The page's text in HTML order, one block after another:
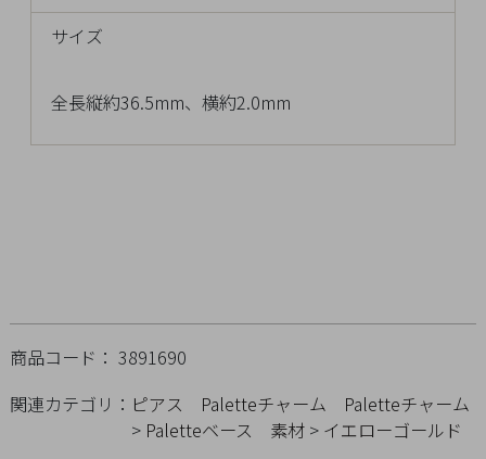
サイズ
全長縦約36.5mm、横約2.0mm
商品コード： 3891690
関連カテゴリ： ピアス Paletteチャーム
Paletteチャーム
> Paletteベース 素材 > イエローゴールド
ェ
ッ
た
商
ガ
イ
ド